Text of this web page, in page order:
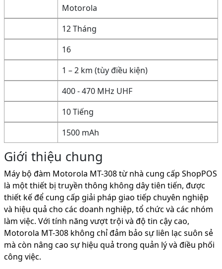
Motorola
12 Tháng
16
1 – 2 km (tùy điều kiện)
400 - 470 MHz UHF
10 Tiếng
1500 mAh
Giới thiệu chung
Máy bộ đàm Motorola MT-308 từ nhà cung cấp ShopPOS
là một thiết bị truyền thông không dây tiên tiến, được
thiết kế để cung cấp giải pháp giao tiếp chuyên nghiệp
và hiệu quả cho các doanh nghiệp, tổ chức và các nhóm
làm việc. Với tính năng vượt trội và độ tin cậy cao,
Motorola MT-308 không chỉ đảm bảo sự liên lạc suôn sẻ
mà còn nâng cao sự hiệu quả trong quản lý và điều phối
công việc.